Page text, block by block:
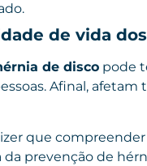
de vida
de disco pode
Afinal,
que
prevenção de